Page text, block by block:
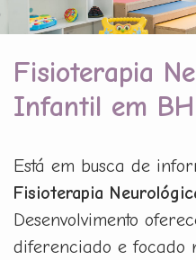
Fisioterapia
Infantil em BH
Está em busca de
Fisioterapia
Desenvolvimento
diferenciado e focado